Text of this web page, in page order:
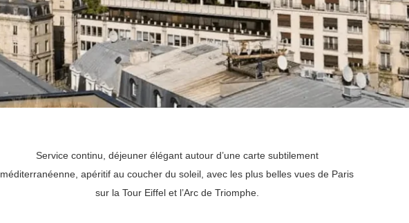
Service continu, déjeuner élégant autour d’une carte subtilement
méditerranéenne, apéritif au coucher du soleil, avec les plus belles vues de Paris
sur la Tour Eiffel et l’Arc de Triomphe.